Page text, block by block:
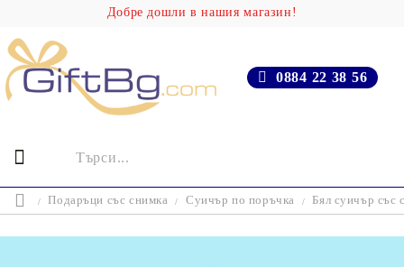
Добре дошли в нашия магазин!
0884 22 38 56
Подаръци със снимка Суичър по поръчка Бял суичър със